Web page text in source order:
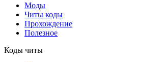
Моды
Читы коды
Прохождение
Полезное
Коды читы